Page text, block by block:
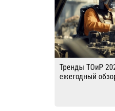
Тренды ТОиР
ежегодный